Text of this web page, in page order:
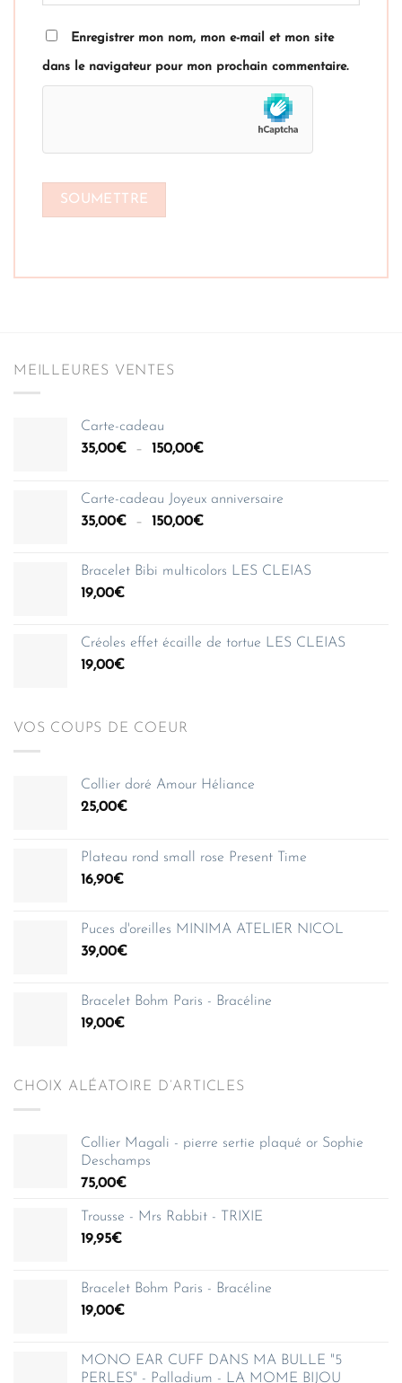
Enregistrer mon nom, mon e-mail et mon site
dans le navigateur pour mon prochain commentaire.
MEILLEURES VENTES
Carte-cadeau
35,00€ – 150,00€Plage
35,00€
à
Carte-cadeau Joyeux anniversaire
35,00€ – 150,00€Plage
35,00€
Bracelet Bibi multicolors LES CLEIAS
19,00€
Créoles effet écaille de tortue LES CLEIAS
19,00€
VOS COUPS DE COEUR
Collier doré Amour Héliance
25,00€
Plateau rond small rose Present Time
16,90€
Puces d'oreilles MINIMA ATELIER NICOL
39,00€
Bracelet Bohm Paris - Bracéline
19,00€
CHOIX ALÉATOIRE D’ARTICLES
Collier Magali - pierre sertie plaqué or Sophie
Deschamps
75,00€
Trousse - Mrs Rabbit - TRIXIE
19,95€
Bracelet Bohm Paris - Bracéline
19,00€
MONO EAR CUFF DANS MA BULLE "5
PERLES" - Palladium - LA MOME BIJOU